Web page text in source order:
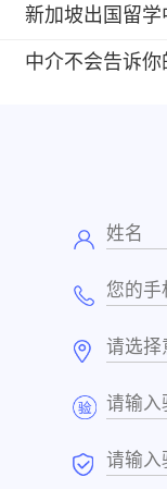
中介不会告诉